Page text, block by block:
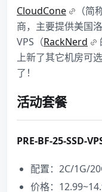
CloudCone
（
商，主要提供美国
VPS（RackNerd
上新了其它机房可
了！
活动套餐
PRE-BF-25-SSD-
配置：2C/1G/
价格：